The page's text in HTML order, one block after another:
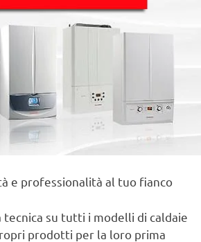
e professionalità al tuo fianco
su tutti i modelli di caldaie
prodotti per la loro prima